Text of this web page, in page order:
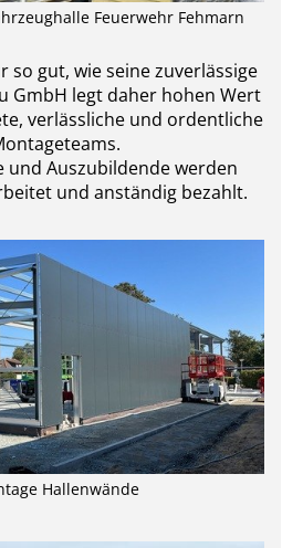
Feuerwehr Fehmarn
so gut, wie seine zuverlässige
GmbH legt daher hohen Wert
verlässliche und ordentliche
und Auszubildende werden
und anständig bezahlt.
Hallenwände